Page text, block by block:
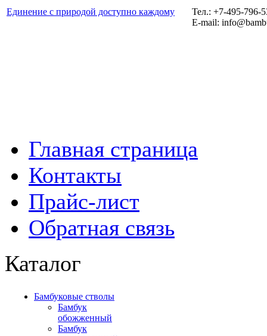
Единение с природой доступно каждому
Тел.: +7-495-796-
E-mail:
Главная страница
Контакты
Прайс-лист
Обратная связь
Каталог
Бамбуковые стволы
Бамбук
обожженный
Бамбук